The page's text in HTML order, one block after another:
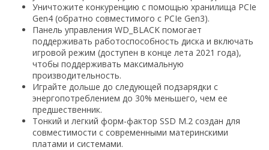
Уничтожите конкуренцию с помощью хранилища PCIe
Gen4 (обратно совместимого с PCIe Gen3).
Панель управления WD_BLACK помогает
поддерживать работоспособность диска и включать
игровой режим (доступен в конце лета 2021 года),
чтобы поддерживать максимальную
производительность.
Играйте дольше до следующей подзарядки с
энергопотреблением до 30% меньшего, чем ее
предшественник.
Тонкий и легкий форм-фактор SSD M.2 создан для
совместимости с современными материнскими
платами и системами.